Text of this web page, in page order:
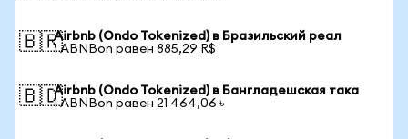
🇧🇷Airbnb (Ondo Tokenized) в Бразильский реал
1 ABNBon равен 885,29 R$
🇧🇩Airbnb (Ondo Tokenized) в Бангладешская така
1 ABNBon равен 21 464,06 ৳